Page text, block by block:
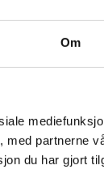
Om
med partnerne
du har gjort